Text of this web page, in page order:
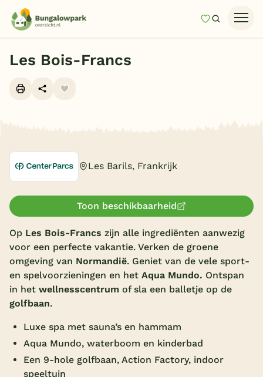
MijnZoeken
Last minutes
Onze vakantiegidsen
Vakantieparken
Subtropisch zwembad
Overdekt zwembad
Indoor speeltuin
Alle populaire faciliteiten
Les Bois-Francs
Les Barils, Frankrijk
Toon beschikbaarheid
Op Les Bois-Francs zijn alle ingrediënten aanwezig
voor een perfecte vakantie. Verken de groene
omgeving van Normandië. Geniet van de vele sport-
en spelvoorzieningen en het Aqua Mundo. Ontspan
in het wellnesscentrum of sla een balletje op de
golfbaan.
Luxe spa met sauna’s en hammam
Aqua Mundo, waterboom en kinderbad
Een 9-hole golfbaan, Action Factory, indoor
speeltuin